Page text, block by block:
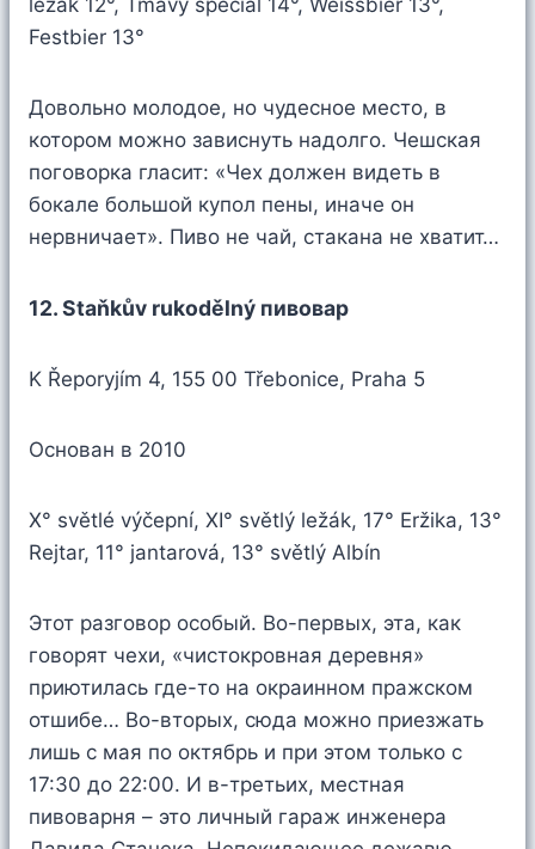
ležák 12°, Tmavý speciál 14°, Weissbier 13°,
Festbier 13°
Довольно молодое, но чудесное место, в
котором можно зависнуть надолго. Чешская
поговорка гласит: «Чех должен видеть в
бокале большой купол пены, иначе он
нервничает». Пиво не чай, стакана не хватит…
12. Staňkův rukodělný пивовар
K Řeporyjím 4, 155 00 Třebonice, Praha 5
Основан в 2010
X° světlé výčepní, XI° světlý ležák, 17° Eržika, 13°
Rejtar, 11° jantarová, 13° světlý Albín
Этот разговор особый. Во-первых, эта, как
говорят чехи, «чистокровная деревня»
приютилась где-то на окраинном пражском
отшибе… Во-вторых, сюда можно приезжать
лишь с мая по октябрь и при этом только с
17:30 до 22:00. И в-третьих, местная
пивоварня – это личный гараж инженера